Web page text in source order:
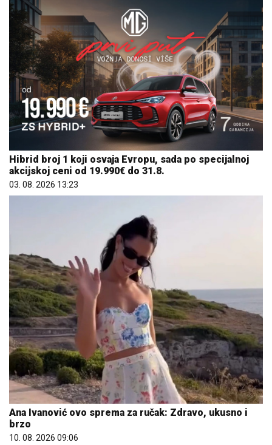
Hibrid broj 1 koji osvaja Evropu, sada po specijalnoj
akcijskoj ceni od 19.990€ do 31.8.
03. 08. 2026 13:23
Ana Ivanović ovo sprema za ručak: Zdravo, ukusno i
brzo
10. 08. 2026 09:06